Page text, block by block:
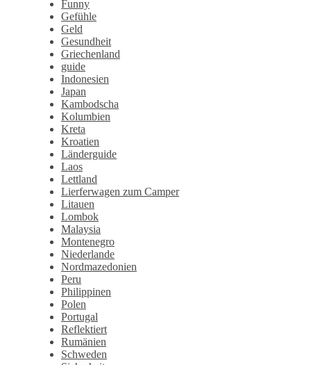
Funny
Gefühle
Geld
Gesundheit
Griechenland
guide
Indonesien
Japan
Kambodscha
Kolumbien
Kreta
Kroatien
Länderguide
Laos
Lettland
Lierferwagen zum Camper
Litauen
Lombok
Malaysia
Montenegro
Niederlande
Nordmazedonien
Peru
Philippinen
Polen
Portugal
Reflektiert
Rumänien
Schweden